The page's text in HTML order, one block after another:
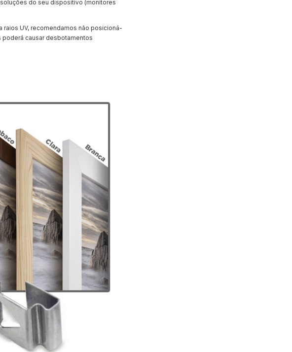
do seu dispositivo (monitores
UV, recomendamos não posicioná-
causar desbotamentos